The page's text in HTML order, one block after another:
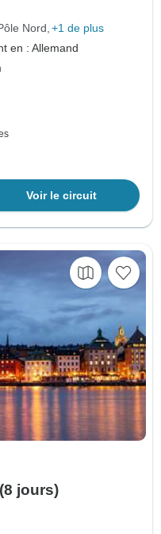
Nord +1 de plus
en : Allemand
Voir le circuit
jours)